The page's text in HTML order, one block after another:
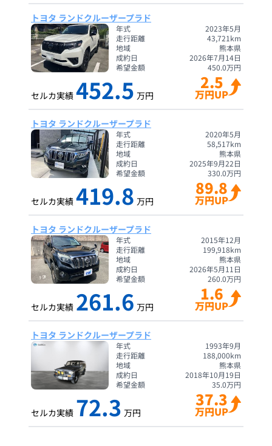
トヨタ ランドクルーザープラド
年式
2023年5月
走行距離
43,721 km
地域
熊本県
成約日
2026年7月14日
希望金額
450.0万円
セルカ実績 452.5 万円
2.5
万円UP
トヨタ ランドクルーザープラド
年式
2020年5月
走行距離
58,517km
地域
熊本県
成約日
2025年9月22日
希望金額
330.0万円
セルカ実績 419.8 万円
89.8
万円UP
トヨタ ランドクルーザープラド
年式
2015年12月
走行距離
199,918km
地域
熊本県
成約日
2026年5月11日
希望金額
260.0万円
セルカ実績 261.6 万円
1.6
万円UP
トヨタ ランドクルーザープラド
年式
1993年9月
走行距離
188,000km
地域
熊本県
成約日
2018年10月19日
希望金額
35.0万円
セルカ実績 72.3 万円
37.3
万円UP